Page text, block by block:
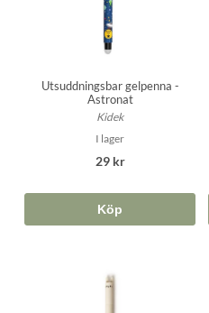
Utsuddningsbar gelpenna -
Astronat
Kidek
I lager
29 kr
Köp